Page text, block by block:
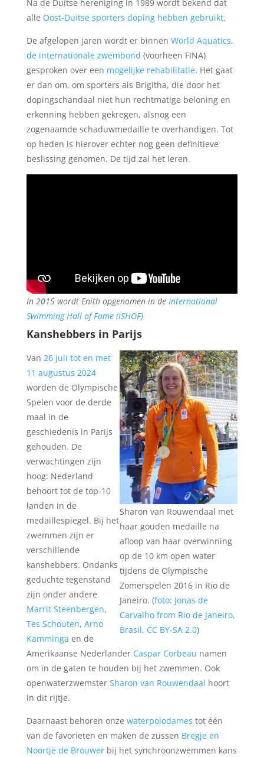
Na de Duitse hereniging in 1989 wordt bekend dat
alle Oost-Duitse sporters doping hebben gebruikt.
De afgelopen jaren wordt er binnen World Aquatics,
de internationale zwembond (voorheen FINA)
gesproken over een mogelijke rehabilitatie. Het gaat
er dan om, om sporters als Brigitha, die door het
dopingschandaal niet hun rechtmatige beloning en
erkenning hebben gekregen, alsnog een
zogenaamde schaduwmedaille te overhandigen. Tot
op heden is hierover echter nog geen definitieve
beslissing genomen. De tijd zal het leren.
In 2015 wordt Enith opgenomen in de International
Swimming Hall of Fame (ISHOF)
Kanshebbers in Parijs
Sharon van Rouwendaal met
haar gouden medaille na
afloop van haar overwinning
op de 10 km open water
tijdens de Olympische
Zomerspelen 2016 in Rio de
Janeiro. (foto: Jonas de
Carvalho from Rio de Janeiro,
Brasil, CC BY-SA 2.0)
Van 26 juli tot en met
11 augustus 2024
worden de Olympische
Spelen voor de derde
maal in de
geschiedenis in Parijs
gehouden. De
verwachtingen zijn
hoog: Nederland
behoort tot de top-10
landen in de
medaillespiegel. Bij het
zwemmen zijn er
verschillende
kanshebbers. Ondanks
geduchte tegenstand
zijn onder andere
Marrit Steenbergen,
Tes Schouten, Arno
Kamminga en de
Amerikaanse Nederlander Caspar Corbeau namen
om in de gaten te houden bij het zwemmen. Ook
openwaterzwemster Sharon van Rouwendaal hoort
in dit rijtje.
Daarnaast behoren onze waterpolodames tot één
van de favorieten en maken de zussen Bregje en
Noortje de Brouwerbij het synchroonzwemmen kans